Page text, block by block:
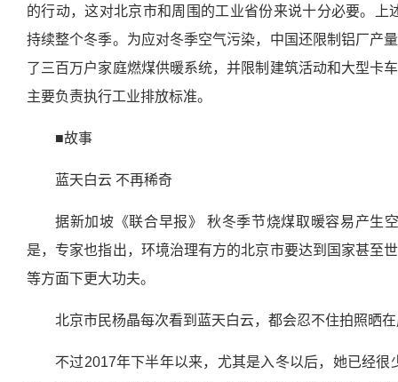
的行动，这对北京市和周围的工业省份来说十分必要。
持续整个冬季。为应对冬季空气污染，中国还限制铝厂产
了三百万户家庭燃煤供暖系统，并限制建筑活动和大型卡
主要负责执行工业排放标准。
■故事
蓝天白云 不再稀奇
据新加坡《联合早报》 秋冬季节烧煤取暖容易产生
是，专家也指出，环境治理有方的北京市要达到国家甚至
等方面下更大功夫。
北京市民杨晶每次看到蓝天白云，都会忍不住拍照晒
不过2017年下半年以来，尤其是入冬以后，她已经